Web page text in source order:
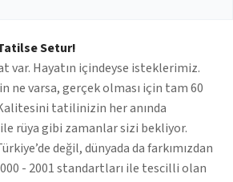
Setur!
var. Hayatın içindeyse isteklerimiz.
ne varsa, gerçek olması için tam 60
Kalitesini tatilinizin her anında
rüya gibi zamanlar sizi bekliyor.
değil, dünyada da farkımızdan
- 2001 standartları ile tescilli olan